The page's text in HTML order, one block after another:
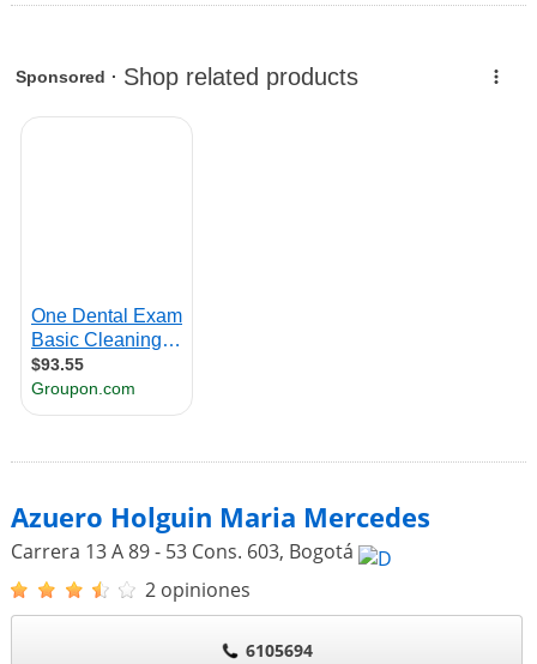
Azuero Holguin Maria Mercedes
Carrera 13 A 89 - 53 Cons. 603, Bogotá
2 opiniones
6105694